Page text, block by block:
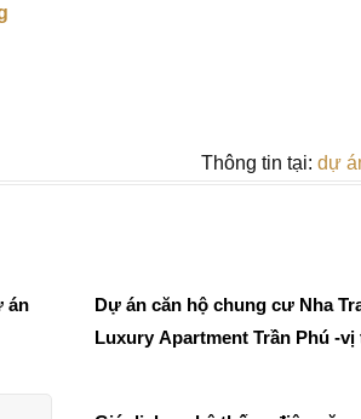
Thông tin tại: dự
án
Dự án căn hộ chung cư Nha Trang
Luxury Apartment Trần Phú -vị